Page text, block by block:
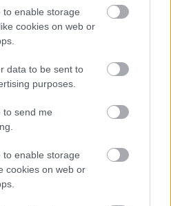
to enable storage
cookies on web or
data to be sent to
purposes.
to send me
to enable storage
cookies on web or
kérdés